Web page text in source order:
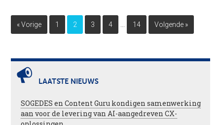
« Vorige 1 2 3 4 14 Volgende »
LAATSTE NIEUWS
SOGEDES en Content Guru kondigen samenwerking
aan voor de levering van AI-aangedreven CX-